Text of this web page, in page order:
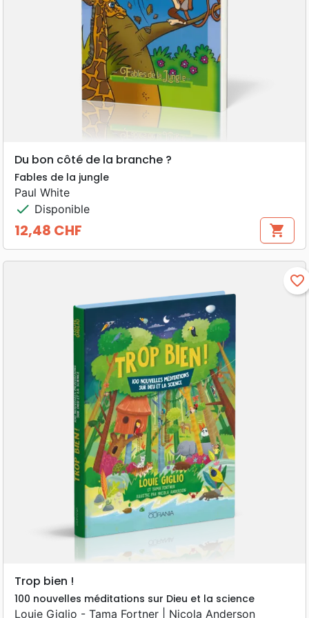
Du bon côté de la branche ?
Fables de la jungle
Paul White
check Disponible
Prix
12,48 CHF shopping_cart
favorite_border
Trop bien !
100 nouvelles méditations sur Dieu et la science
Louie Giglio - Tama Fortner | Nicola Anderson